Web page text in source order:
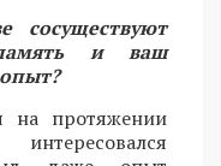
сосуществуют
память и ваш
на протяжении